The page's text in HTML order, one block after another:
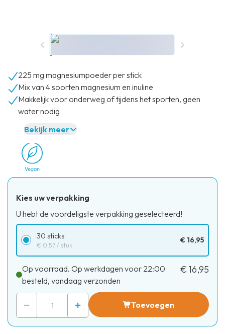
225 mg magnesiumpoeder per stick
Mix van 4 soorten magnesium en inuline
Makkelijk voor onderweg of tijdens het sporten, geen
water nodig
Bekijk meer
Kies uw verpakking
U hebt de voordeligste verpakking geselecteerd!
30 sticks
€ 0,57 / stuk
€ 16,95
Op voorraad. Op werkdagen voor 22:00
besteld, vandaag verzonden
€ 16,95
Toevoegen